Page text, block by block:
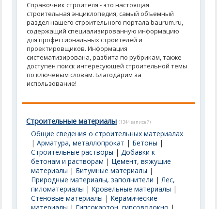
Справочник строителя - это настоящая
строительная энциклопедия, самый объемный
раздел нашего строительного портала baurum.ru,
содержащий специализированную информацию
для профессиональных строителей и
проектировщиков. Информация
систематизирована, разбита по рубрикам, также
доступен поиск интересующей строительной темы
по ключевым словам. Благодарим за
использование!
Строительные материалы (1344 записей)
Общие сведения о строительных материалах
|Арматура, металлопрокат | Бетоны |
Строительные растворы |Добавки к
бетонам и растворам | Цемент, вяжущие
материалы | Битумные материалы |
Природные материалы, заполнители |Лес,
пиломатериалы | Кровельные материалы |
Стеновые материалы | Керамические